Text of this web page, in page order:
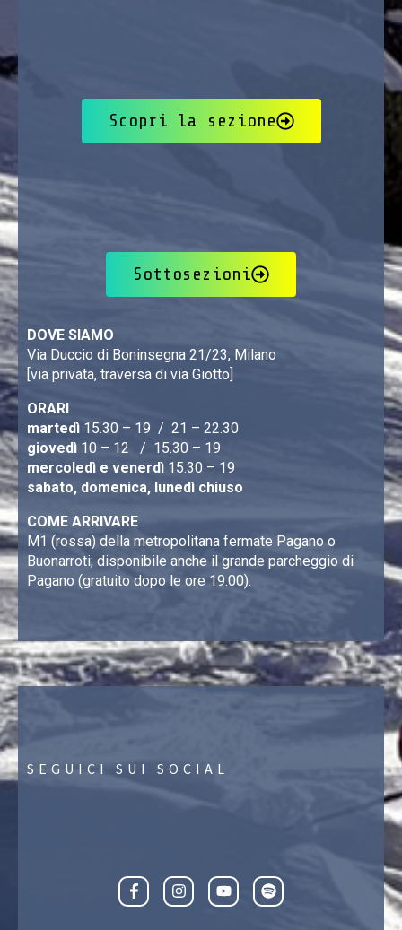
Scopri la sezione
Sottosezioni
DOVE SIAMO
Via Duccio di Boninsegna 21/23, Milano
[via privata, traversa di via Giotto]
ORARI
martedì 15.30 – 19 / 21 – 22.30
giovedì 10 – 12 / 15.30 – 19
mercoledì e venerdì 15.30 – 19
sabato, domenica, lunedì chiuso
COME ARRIVARE
M1 (rossa) della metropolitana fermate Pagano o
Buonarroti; disponibile anche il grande parcheggio di
Pagano (gratuito dopo le ore 19.00).
SEGUICI SUI SOCIAL